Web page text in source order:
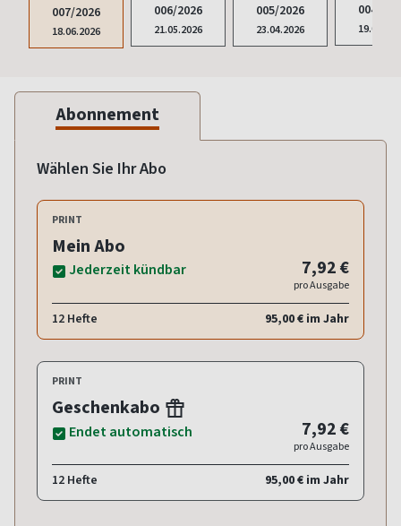
007/2026
18.06.2026
006/2026
21.05.2026
005/2026
23.04.2026
004/
Abonnement
Wählen Sie Ihr Abo
PRINT
Mein Abo
Jederzeit kündbar 7,92 €
pro Ausgabe
12 Hefte 95,00 € im Jahr
PRINT
Geschenkabo
Endet automatisch 7,92 €
pro Ausgabe
12 Hefte 95,00 € im Jahr